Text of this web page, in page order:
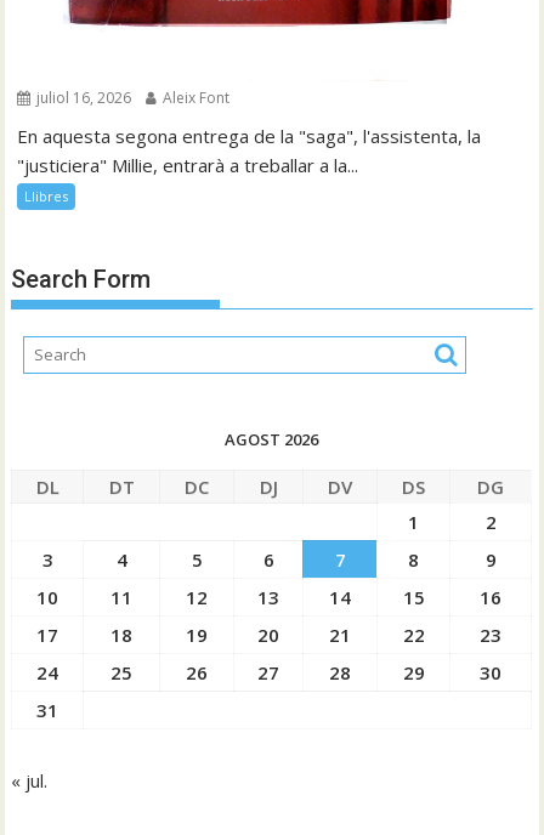
juliol 16, 2026 Aleix Font
En aquesta segona entrega de la "saga", l'assistenta, la
"justiciera" Millie, entrarà a treballar a la...
Llibres
Search Form
AGOST 2026
DL DT DC DJ DV DS
DG
1
2
3
4 5 6 7 8
9
10
11 12 13 14 15
16
17
18 19 20 21 22
23
24
25 26 27 28 29
30
31
« jul.